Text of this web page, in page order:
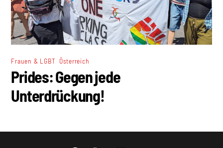
Frauen & LGBT Österreich
Prides: Gegen jede
Unterdrückung!